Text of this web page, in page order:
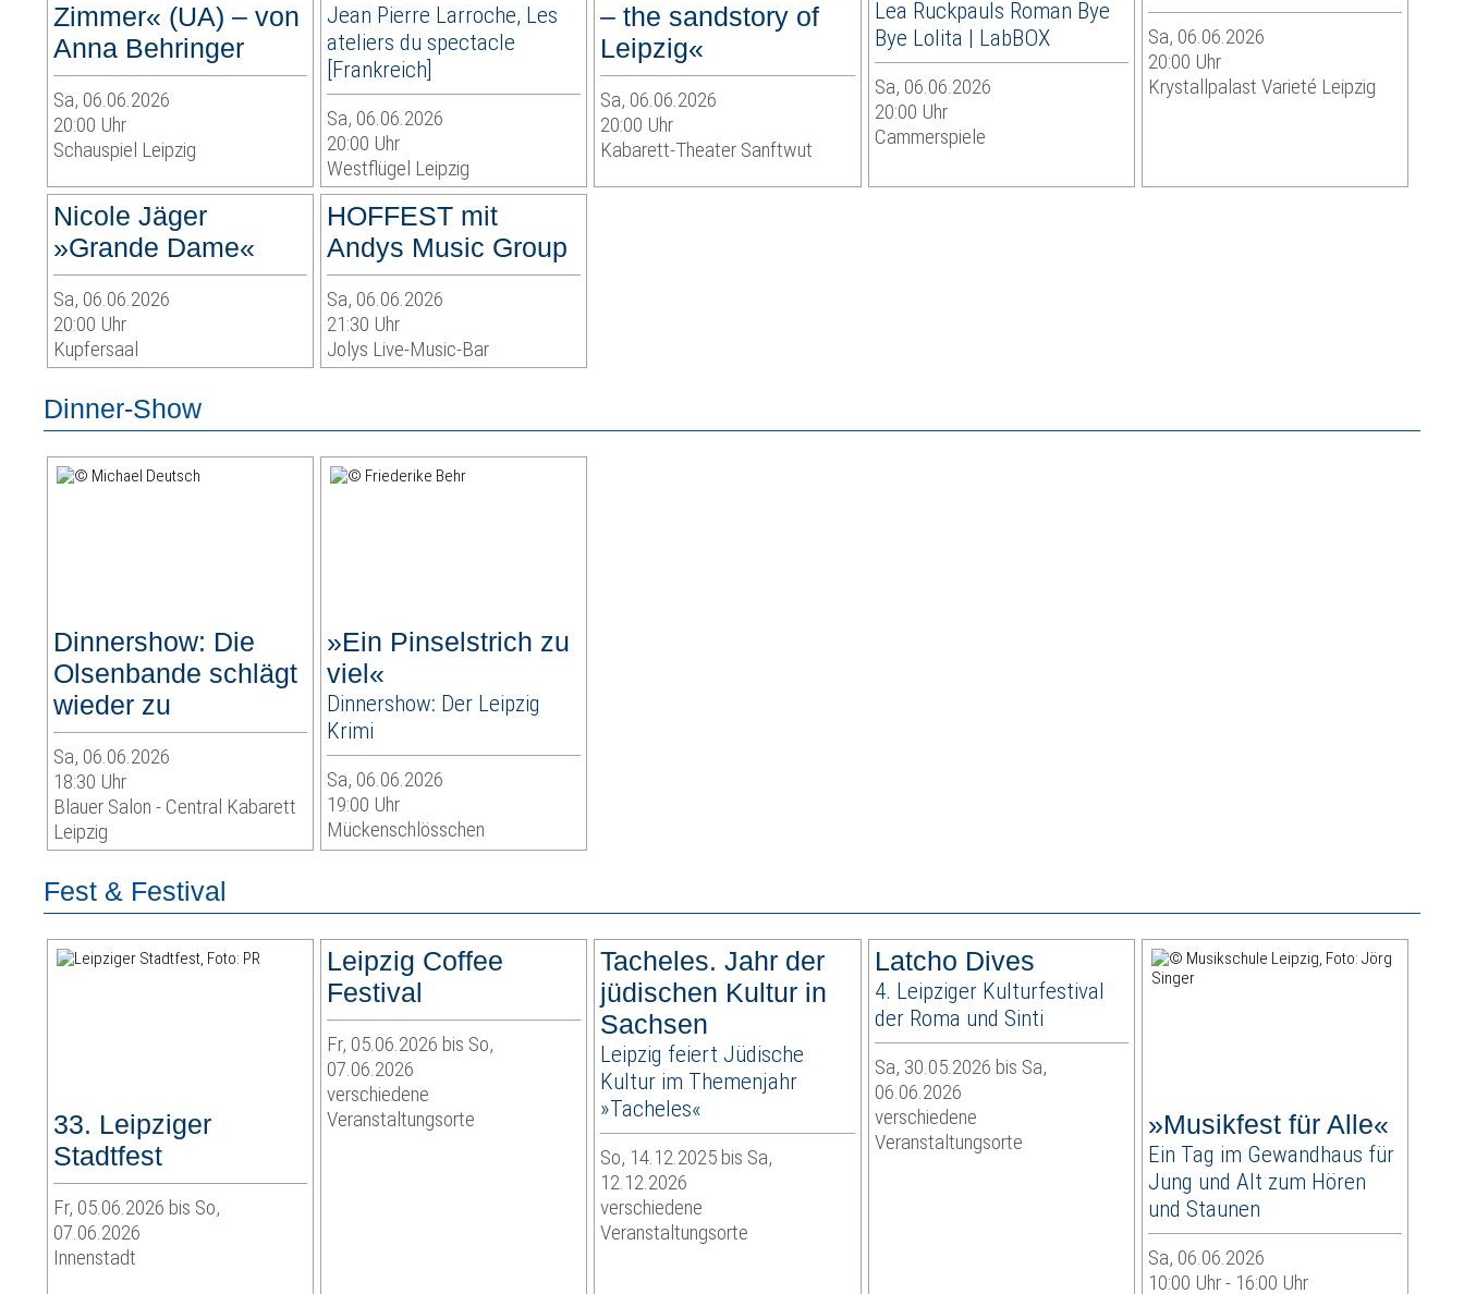
Zimmer« (UA) – von
Anna Behringer
Sa, 06.06.2026
20:00 Uhr
Schauspiel Leipzig
Jean Pierre Larroche, Les
ateliers du spectacle
[Frankreich]
Sa, 06.06.2026
20:00 Uhr
Westflügel Leipzig
– the sandstory of
Leipzig«
Sa, 06.06.2026
20:00 Uhr
Kabarett-Theater Sanftwut
Lea Ruckpauls Roman Bye
Bye Lolita | LabBOX
Sa, 06.06.2026
20:00 Uhr
Cammerspiele
Sa, 06.06.2026
20:00 Uhr
Krystallpalast Varieté Leipzig
Nicole Jäger
»Grande Dame«
Sa, 06.06.2026
20:00 Uhr
Kupfersaal
HOFFEST mit
Andys Music Group
Sa, 06.06.2026
21:30 Uhr
Jolys Live-Music-Bar
Dinner-Show
Dinnershow: Die
Olsenbande schlägt
wieder zu
Sa, 06.06.2026
18:30 Uhr
Blauer Salon - Central Kabarett
Leipzig
»Ein Pinselstrich zu
viel«
Dinnershow: Der Leipzig
Krimi
Sa, 06.06.2026
19:00 Uhr
Mückenschlösschen
Fest & Festival
33. Leipziger
Stadtfest
Fr, 05.06.2026 bis So,
07.06.2026
Innenstadt
Leipzig Coffee
Festival
Fr, 05.06.2026 bis So,
07.06.2026
verschiedene
Veranstaltungsorte
Tacheles. Jahr der
jüdischen Kultur in
Sachsen
Leipzig feiert Jüdische
Kultur im Themenjahr
»Tacheles«
So, 14.12.2025 bis Sa,
12.12.2026
verschiedene
Veranstaltungsorte
Latcho Dives
4. Leipziger Kulturfestival
der Roma und Sinti
Sa, 30.05.2026 bis Sa,
06.06.2026
verschiedene
Veranstaltungsorte
»Musikfest für Alle«
Ein Tag im Gewandhaus für
Jung und Alt zum Hören
und Staunen
Sa, 06.06.2026
10:00 Uhr - 16:00 Uhr